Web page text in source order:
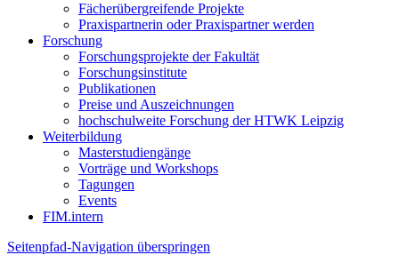
Fächerübergreifende Projekte
Praxispartnerin oder Praxispartner werden
Forschung
Forschungsprojekte der Fakultät
Forschungsinstitute
Publikationen
Preise und Auszeichnungen
hochschulweite Forschung der HTWK Leipzig
Weiterbildung
Masterstudiengänge
Vorträge und Workshops
Tagungen
Events
FIM.intern
Seitenpfad-Navigation überspringen